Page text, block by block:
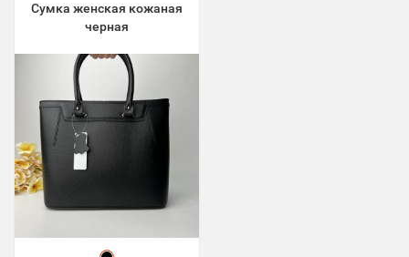
Сумка женская кожаная
черная